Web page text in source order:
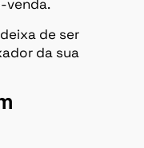
venda.
de ser
da sua